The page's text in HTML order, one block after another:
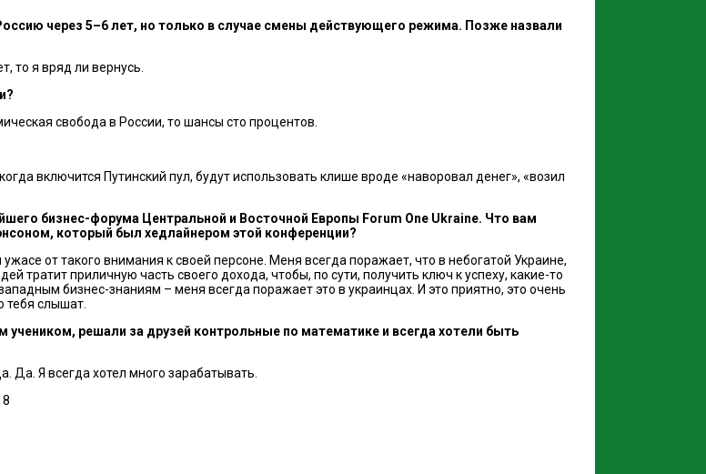
через 5–6 лет, но только в случае смены действующего режима. Позже назвали
то я вряд ли вернусь.
свобода в России, то шансы сто процентов.
включится Путинский пул, будут использовать клише вроде «наворовал денег», «возил
бизнес-форума Центральной и Восточной Европы Forum One Ukraine. Что вам
который был хедлайнером этой конференции?
от такого внимания к своей персоне. Меня всегда поражает, что в небогатой Украине,
тратит приличную часть своего дохода, чтобы, по сути, получить ключ к успеху, какие-то
бизнес-знаниям – меня всегда поражает это в украинцах. И это приятно, это очень
тебя слышат.
решали за друзей контрольные по математике и всегда хотели быть
Да. Я всегда хотел много зарабатывать.